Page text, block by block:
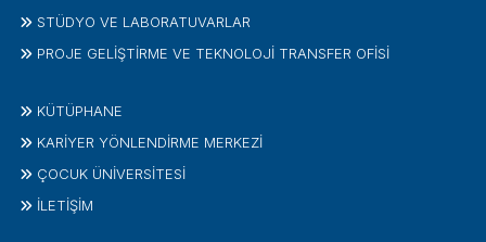
STÜDYO VE LABORATUVARLAR
PROJE GELIŞTIRME VE TEKNOLOJI TRANSFER OFISI
KÜTÜPHANE
KARİYER YÖNLENDİRME MERKEZİ
ÇOCUK ÜNIVERSITESI
İLETIŞIM